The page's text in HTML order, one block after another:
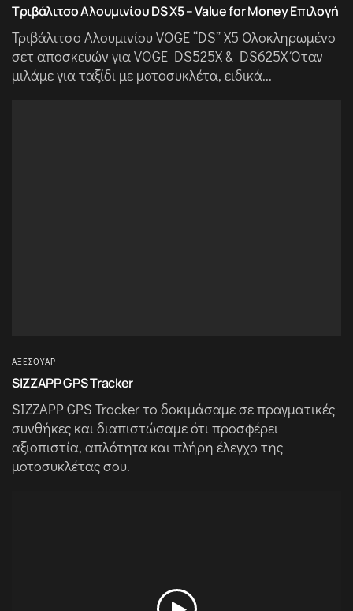
Τριβάλιτσο Αλουμινίου DS X5 – Value for Money Επιλογή
Τριβάλιτσο Αλουμινίου VOGE “DS” X5 Ολοκληρωμένο
σετ αποσκευών για VOGE DS525X & DS625X Όταν
μιλάμε για ταξίδι με μοτοσυκλέτα, ειδικά...
ΑΞΕΣΟΥΆΡ
SIZZAPP GPS Tracker
SIZZAPP GPS Tracker το δοκιμάσαμε σε πραγματικές
συνθήκες και διαπιστώσαμε ότι προσφέρει
αξιοπιστία, απλότητα και πλήρη έλεγχο της
μοτοσυκλέτας σου.